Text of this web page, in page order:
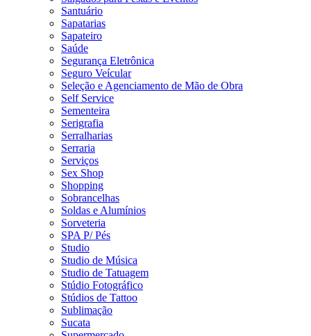
Santuário
Sapatarias
Sapateiro
Saúde
Segurança Eletrônica
Seguro Veícular
Seleção e Agenciamento de Mão de Obra
Self Service
Sementeira
Serigrafia
Serralharias
Serraria
Serviços
Sex Shop
Shopping
Sobrancelhas
Soldas e Alumínios
Sorveteria
SPA P/ Pés
Studio
Studio de Música
Studio de Tatuagem
Stúdio Fotográfico
Stúdios de Tattoo
Sublimação
Sucata